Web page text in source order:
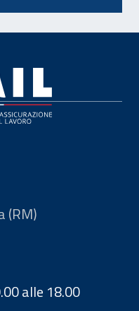
(RM)
alle 18.00